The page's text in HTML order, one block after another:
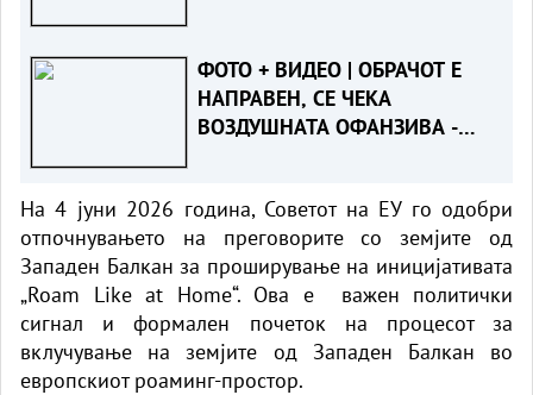
ФОТО + ВИДЕО | ОБРАЧОТ Е
НАПРАВЕН, СЕ ЧЕКА
ВОЗДУШНАТА ОФАНЗИВА -
спремаат „ер - тракторите““
На 4 јуни 2026 година, Советот на ЕУ го одобри
отпочнувањето на преговорите со земјите од
Западен Балкан за проширување на иницијативата
„Roam Like at Home“. Ова е важен политички
сигнал и формален почеток на процесот за
вклучување на земјите од Западен Балкан во
европскиот роаминг-простор.